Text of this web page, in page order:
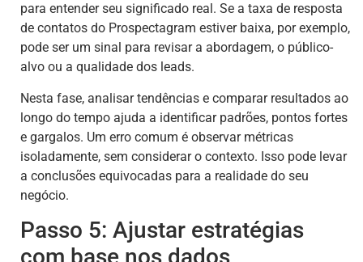
para entender seu significado real. Se a taxa de resposta
de contatos do Prospectagram estiver baixa, por exemplo,
pode ser um sinal para revisar a abordagem, o público-
alvo ou a qualidade dos leads.
Nesta fase, analisar tendências e comparar resultados ao
longo do tempo ajuda a identificar padrões, pontos fortes
e gargalos. Um erro comum é observar métricas
isoladamente, sem considerar o contexto. Isso pode levar
a conclusões equivocadas para a realidade do seu
negócio.
Passo 5: Ajustar estratégias